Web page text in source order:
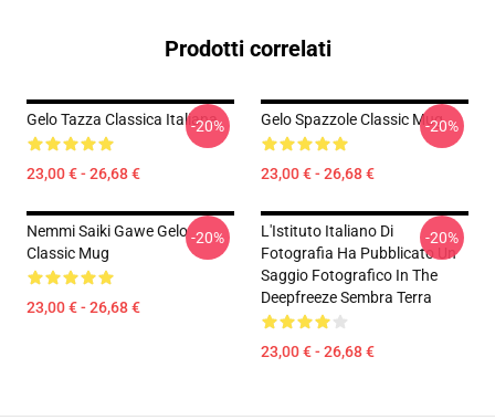
Prodotti correlati
Gelo Tazza Classica Italiana
23,00 € - 26,68 €
-20% Gelo Spazzole Classic Mug
23,00 € - 26,68 €
-20%
Nemmi Saiki Gawe Gelo
Classic Mug
23,00 € - 26,68 €
-20%
L'Istituto Italiano Di
Fotografia Ha Pubblicato Un
Saggio Fotografico In The
Deepfreeze Sembra Terra
23,00 € - 26,68 €
-20%